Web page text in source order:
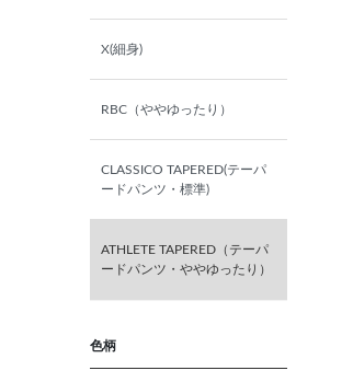
ABLL
（スーツ）
Y4(165㎝/74㎝)
X(細身)
RBC（ややゆったり）
CLASSICO TAPERED(テーパ
ードパンツ・標準)
ATHLETE TAPERED（テーパ
ードパンツ・ややゆったり）
色柄